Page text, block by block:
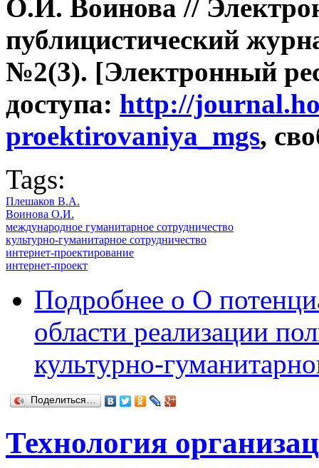
О.И. Воинова //
публицистический
№2(3). [Электронный
доступа: http://
proektirovaniya_mgs,
Tags:
Плешаков В.А.
Воинова О.И.
международное гуманитарное сотрудничество
культурно-гуманитарное сотрудничество
интернет-проектирование
интернет-проект
Подробнее о О
области реализации
культурно-
Поделиться…
Технология